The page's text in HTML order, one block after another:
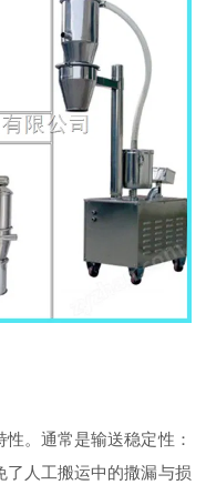
。通常是输送稳定性：
了人工搬运中的撒漏与损